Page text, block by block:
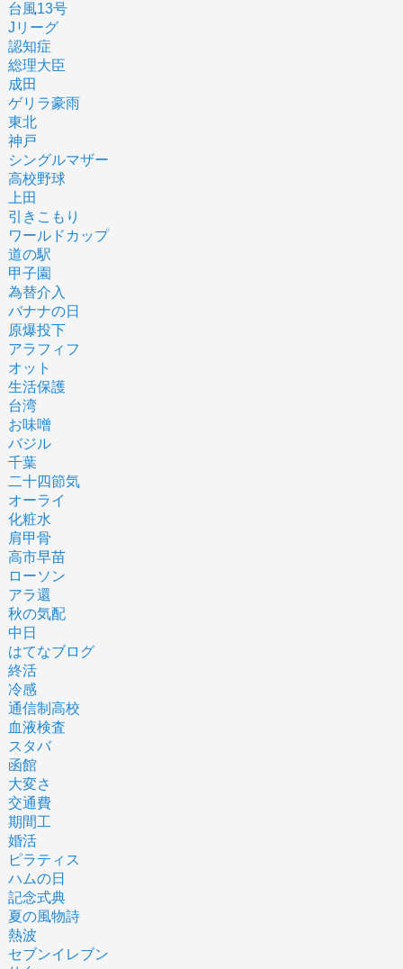
台風13号
Jリーグ
認知症
総理大臣
成田
ゲリラ豪雨
東北
神戸
シングルマザー
高校野球
上田
引きこもり
ワールドカップ
道の駅
甲子園
為替介入
バナナの日
原爆投下
アラフィフ
オット
生活保護
台湾
お味噌
バジル
千葉
二十四節気
オーライ
化粧水
肩甲骨
高市早苗
ローソン
アラ還
秋の気配
中日
はてなブログ
終活
冷感
通信制高校
血液検査
スタバ
函館
大変さ
交通費
期間工
婚活
ピラティス
ハムの日
記念式典
夏の風物詩
熱波
セブンイレブン